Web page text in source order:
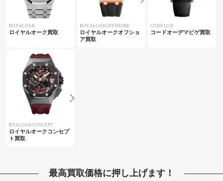
ROYALOAK
ロイヤルオーク買取
ROYALOAKOFFSHORE
ロイヤルオークオフショ
ア買取
CODE1159
コードオーデマピゲ買取
RYALOAKCONCEPT
ロイヤルオークコンセプ
ト買取
最高買取価格に押し上げます！